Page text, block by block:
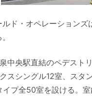
ド・オペレーション
中央駅直結のペデスト
スシングル12室、スタ
プ全50室を設ける。